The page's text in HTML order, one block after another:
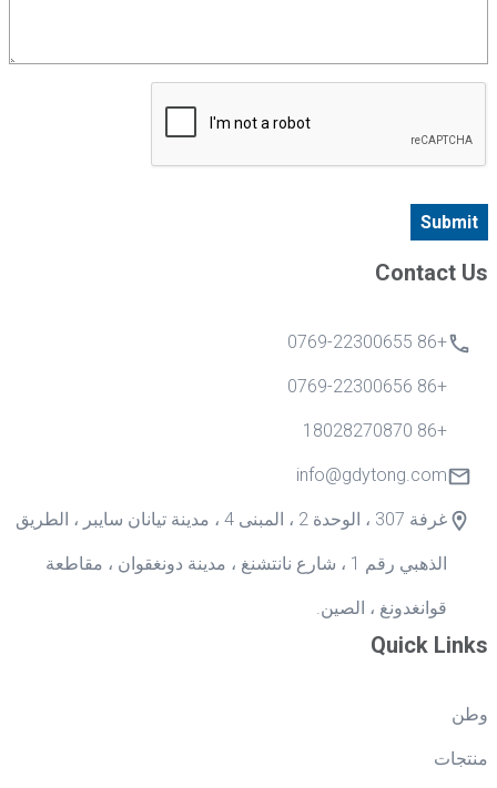
Quick Links
وطن
منتجات
Contact Us
+86 0769-22300655
+86 0769-22300656
+86 18028270870
info@gdytong.com
غرفة 307 ، الوحدة 2 ، المبنى 4 ، مدينة تيانان سايبر ، الطريق
الذهبي رقم 1 ، شارع نانتشنغ ، مدينة دونغقوان ، مقاطعة
قوانغدونغ ، الصين.
Submit